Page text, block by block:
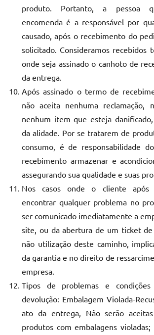
produto. Portanto, a pessoa
encomenda é a responsável por
causado, após o recebimento do
solicitado. Consideramos recebidos
onde seja assinado o canhoto de
da entrega.
Após assinado o termo de
não aceita nenhuma reclamação,
nenhum item que esteja
da alidade. Por se tratarem de
consumo, é de responsabilidade
recebimento armazenar e
assegurando sua qualidade e suas
Nos casos onde o cliente após
encontrar qualquer problema no
ser comunicado imediatamente a
site, ou da abertura de um ticket
não utilização deste caminho,
da garantia e no direito de
empresa.
Tipos de problemas e
devolução: Embalagem Violada-
ato da entrega, Não serão
produtos com embalagens